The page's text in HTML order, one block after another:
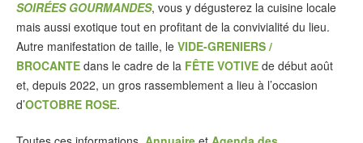
SOIRÉES GOURMANDES, vous y dégusterez la cuisine locale
mais aussi exotique tout en profitant de la convivialité du lieu.
Autre manifestation de taille, le VIDE-GRENIERS /
BROCANTE dans le cadre de la FÊTE VOTIVE de début août
et, depuis 2022, un gros rassemblement a lieu à l’occasion
d’OCTOBRE ROSE.